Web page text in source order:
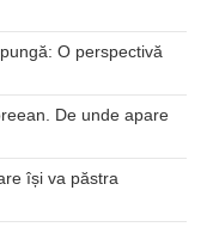
O perspectivă
De unde apare
își va păstra